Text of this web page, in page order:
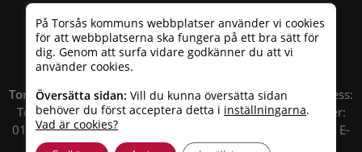
På Torsås kommuns webbplatser använder vi cookies
för att webbplatserna ska fungera på ett bra sätt för
dig. Genom att surfa vidare godkänner du att vi
använder cookies.
Översätta sidan: Vill du kunna översätta sidan
behöver du först acceptera detta i inställningarna.
Vad är cookies?
Torsås kommun| Besöksadress: Allfargatan 26 | Postadress:
Torsås kommun, Box 503, 385 25 Torsås Telefonnummer:
010 – 35 33 100 | Organisationsnummer: 212000-0696 | E-
post:info@torsas.se|Tillgänglighetsredogörelse